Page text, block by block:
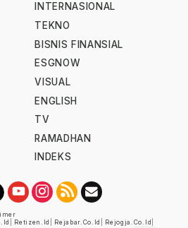
INTERNASIONAL
TEKNO
BISNIS FINANSIAL
ESGNOW
VISUAL
ENGLISH
TV
RAMADHAN
INDEKS
Retizen.id Rejabar.co.id Rejogja.co.id